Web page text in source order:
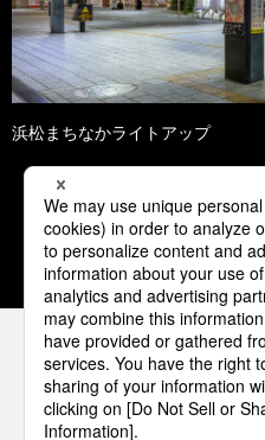
浜松まちなかライトアップ
1 2 3
パナソニックの電気